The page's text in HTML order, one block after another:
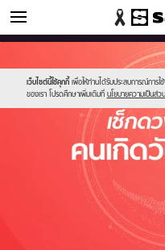
ดูดวง
เว็บไซต์นี้ใช้คุกกี้ เพื่อให้ท่านได้รับประสบการณ์การ
ของเรา โปรดศึกษาเพิ่มเติมที่ นโยบายความเป็นส่ว
//s.isanook.com/sr/0/images/
new-
sanook.png
//s.isanook.com/ho/0/ud/fxd/day/